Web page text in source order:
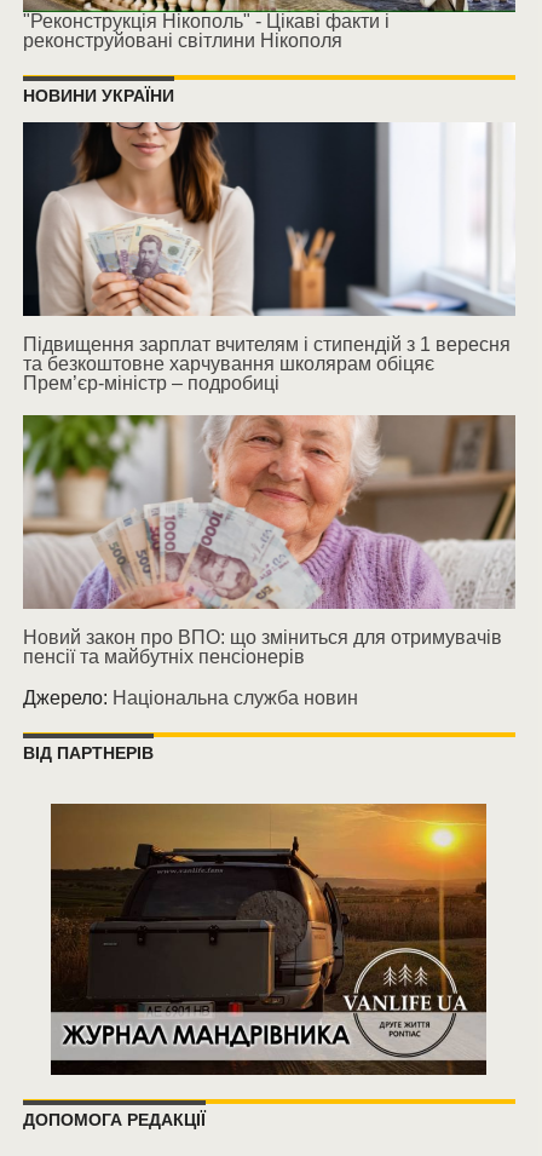
"Реконструкція Нікополь" - Цікаві факти і
реконструйовані світлини Нікополя
НОВИНИ УКРАЇНИ
Підвищення зарплат вчителям і стипендій з 1 вересня
та безкоштовне харчування школярам обіцяє
Прем’єр-міністр – подробиці
Новий закон про ВПО: що зміниться для отримувачів
пенсії та майбутніх пенсіонерів
Джерело: Національна служба новин
ВІД ПАРТНЕРІВ
ДОПОМОГА РЕДАКЦІЇ